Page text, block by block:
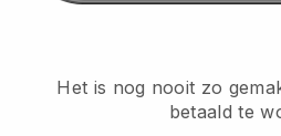
Het is nog nooit zo
betaald te